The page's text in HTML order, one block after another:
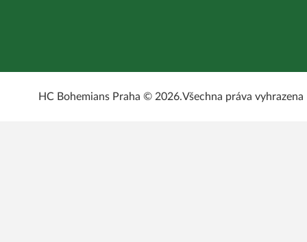
HC Bohemians Praha © 2026.Všechna práva vyhrazena